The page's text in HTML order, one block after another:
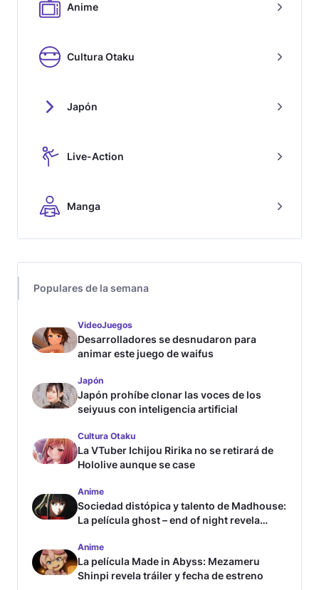
Anime
Cultura Otaku
Japón
Live-Action
Manga
Populares de la semana
VideoJuegos
Desarrolladores se desnudaron para
animar este juego de waifus
Japón
Japón prohíbe clonar las voces de los
seiyuus con inteligencia artificial
Cultura Otaku
La VTuber Ichijou Ririka no se retirará de
Hololive aunque se case
Anime
Sociedad distópica y talento de Madhouse:
La película ghost – end of night revela
Anime
La película Made in Abyss: Mezameru
Shinpi revela tráiler y fecha de estreno